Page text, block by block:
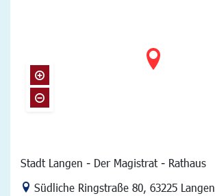
Stadt Langen - Der Magistrat - Rathaus
Link zur Google-Maps Navigation
Südliche Ringstraße 80, 63225 Langen